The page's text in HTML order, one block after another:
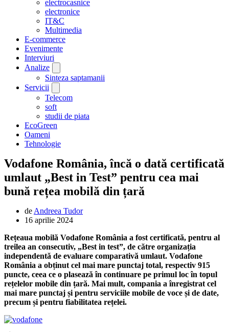
electrocasnice
electronice
IT&C
Multimedia
E-commerce
Evenimente
Interviuri
Analize
Sinteza saptamanii
Servicii
Telecom
soft
studii de piata
EcoGreen
Oameni
Tehnologie
Vodafone România, încă o dată certificată
umlaut „Best in Test” pentru cea mai
bună rețea mobilă din țară
de Andreea Tudor
16 aprilie 2024
Rețeaua mobilă Vodafone România a fost certificată, pentru al
treilea an consecutiv, „Best in test”, de către organizația
independentă de evaluare comparativă umlaut. Vodafone
România a obținut cel mai mare punctaj total, respectiv 915
puncte, ceea ce o plasează în continuare pe primul loc în topul
rețelelor mobile din țară. Mai mult, compania a înregistrat cel
mai mare punctaj și pentru serviciile mobile de voce și de date,
precum și pentru fiabilitatea rețelei.